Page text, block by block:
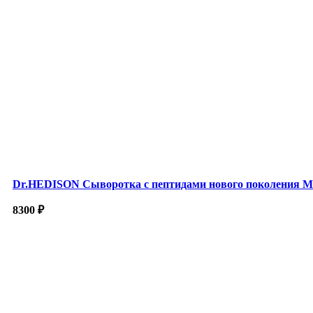
Dr.HEDISON Сыворотка с пептидами нового поколения
8300 ₽